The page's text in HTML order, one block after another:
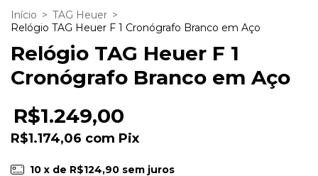
Início > TAG Heuer >
Relógio TAG Heuer F 1 Cronógrafo Branco em Aço
Relógio TAG Heuer F 1
Cronógrafo Branco em Aço
R$1.249,00
R$1.174,06 com Pix
10 x de R$124,90 sem juros